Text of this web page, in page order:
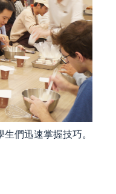
生們迅速掌握技巧。